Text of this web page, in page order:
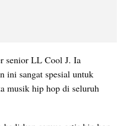
senior LL Cool J. Ia
ini sangat spesial untuk
musik hip hop di seluruh